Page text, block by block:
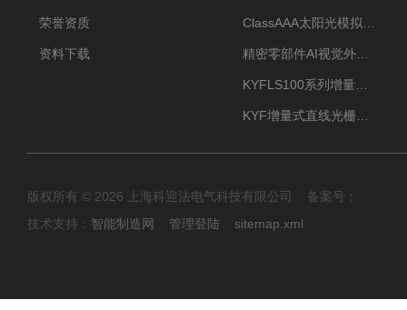
荣誉资质
资料下载
版权所有 © 2026 上海科迎法电气科技有限公司 备案号：
技术支持： 智能制造网 管理登陆 sitemap.xml